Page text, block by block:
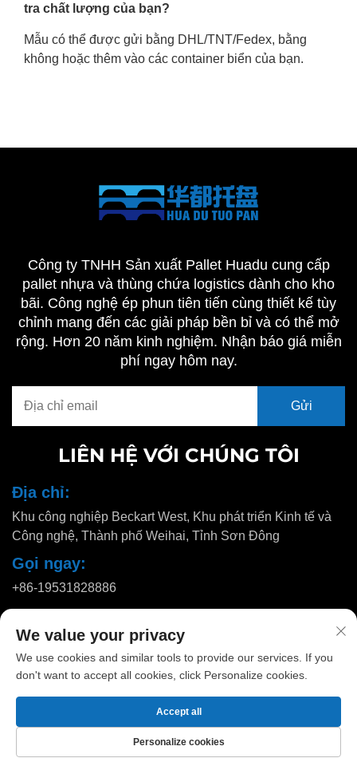
tra chất lượng của bạn?
Mẫu có thể được gửi bằng DHL/TNT/Fedex, bằng
không hoặc thêm vào các container biển của bạn.
Công ty TNHH Sản xuất Pallet Huadu cung cấp
pallet nhựa và thùng chứa logistics dành cho kho
bãi. Công nghệ ép phun tiên tiến cùng thiết kế tùy
chỉnh mang đến các giải pháp bền bỉ và có thể mở
rộng. Hơn 20 năm kinh nghiệm. Nhận báo giá miễn
phí ngay hôm nay.
LIÊN HỆ VỚI CHÚNG TÔI
Địa chỉ:
Khu công nghiệp Beckart West, Khu phát triển Kinh tế và
Công nghệ, Thành phố Weihai, Tỉnh Sơn Đông
Gọi ngay:
+86-19531828886
[email protected]
Bản quyền © 2025 bởi Huadu Pallet Manufacturing Co., Ltd. |Chính
sách bảo mật
We value your privacy
We use cookies and similar tools to provide our services. If you
don't want to accept all cookies, click Personalize cookies.
Personalize cookies
Accept all